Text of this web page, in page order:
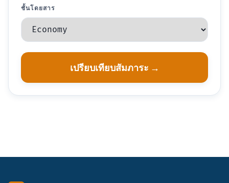
ชั้นโดยสาร
เปรียบเทียบสัมภาระ →